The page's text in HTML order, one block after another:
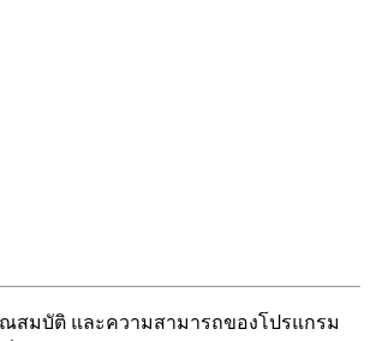
คุณสมบัติ และความสามารถของโปรแกรม